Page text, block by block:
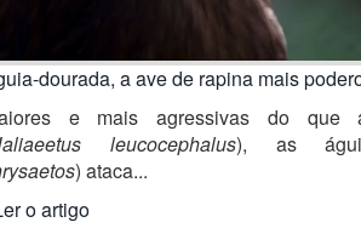
dourada, a ave de rapina mais
e mais agressivas do que
leucocephalus), as
) ataca...
o artigo